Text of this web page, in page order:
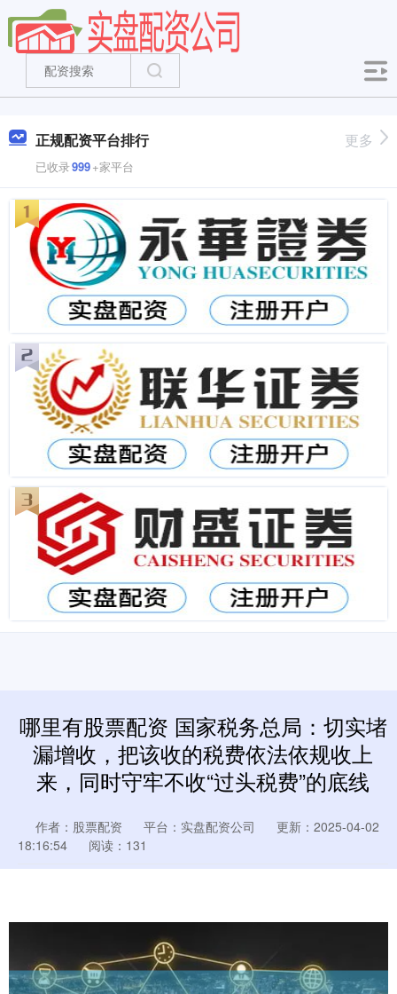
正规配资平台排行
已收录999+家平台
更多
哪里有股票配资 国家税务总局：切实堵
漏增收，把该收的税费依法依规收上
来，同时守牢不收“过头税费”的底线
作者：股票配资 平台：实盘配资公司
更新：2025-04-02
18:16:54
阅读：131